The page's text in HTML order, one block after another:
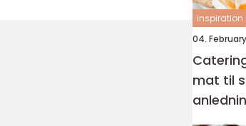
inspiration
04.
Catering
mat til